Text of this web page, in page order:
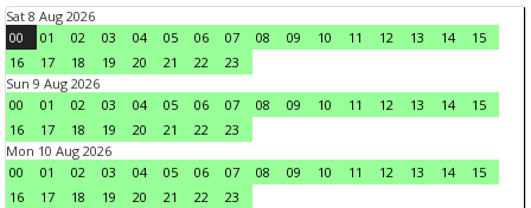
Sat 8 Aug 2026
00
01 02 03 04 05 06 07 08 09 10 11 12 13 14
15
16
17 18 19 20 21 22
23
Sun 9 Aug 2026
00
01 02 03 04 05 06 07 08 09 10 11 12 13 14
15
16
17 18 19 20 21 22
23
Mon 10 Aug 2026
00
01 02 03 04 05 06 07 08 09 10 11 12 13 14
15
16
17 18 19 20 21 22
23